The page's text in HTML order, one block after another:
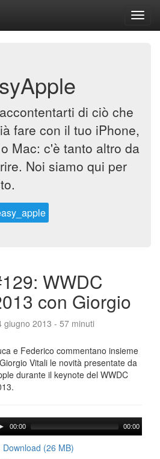
di ciò che
fare con il tuo iPhone,
Mac: c'è tanto altro da
Noi siamo qui per
WWDC
con Giorgio
giugno 2013 - 57 minuti
e Federico commentano insieme
Vitali le novità presentate da
durante il keynote del WWDC
00:00 00:00
Download (26 MB)